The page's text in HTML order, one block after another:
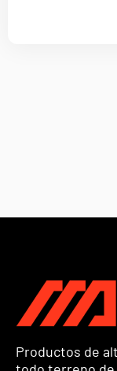
Productos de